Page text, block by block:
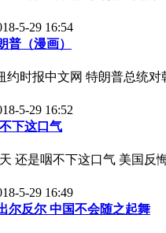
5-29 16:54
普（漫画）
约时报中文网 特朗普总统
5-29 16:52
下这口气
还是咽不下这口气 美国反
5-29 16:49
尔反尔 中国不会随之起舞